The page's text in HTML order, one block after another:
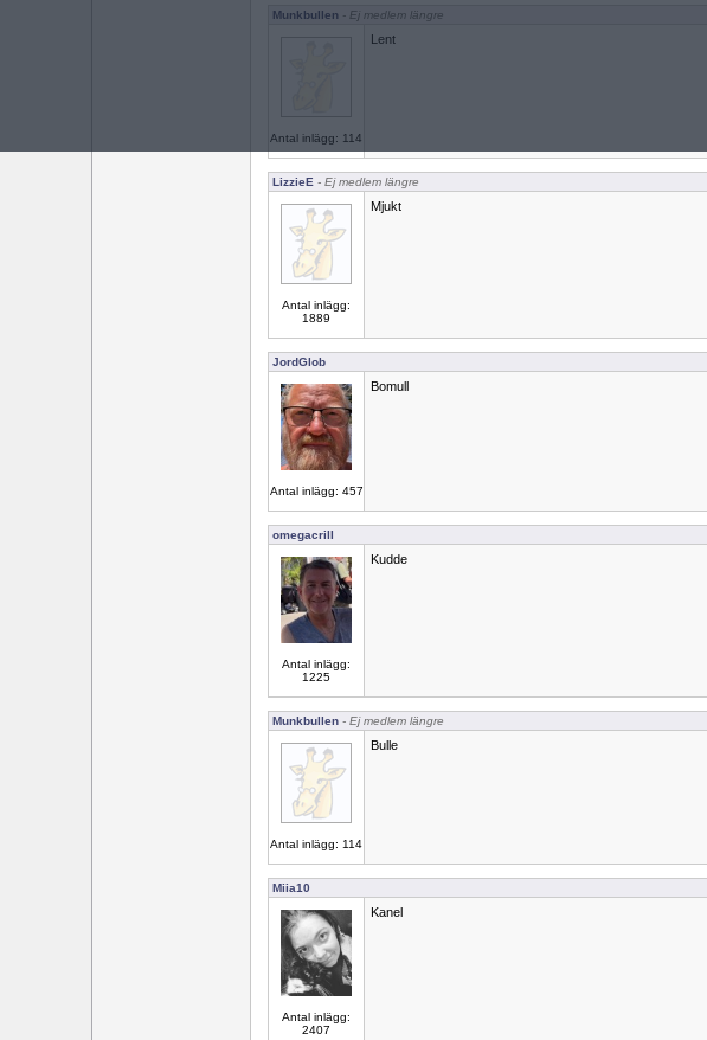
Munkbullen - Ej medlem längre
Antal inlägg: 114
Lent
LizzieE - Ej medlem längre
Antal inlägg:
1889
Mjukt
JordGlob
Antal inlägg: 457
Bomull
omegacrill
Antal inlägg:
1225
Kudde
Munkbullen - Ej medlem längre
Antal inlägg: 114
Bulle
Miia10
Antal inlägg:
2407
Kanel